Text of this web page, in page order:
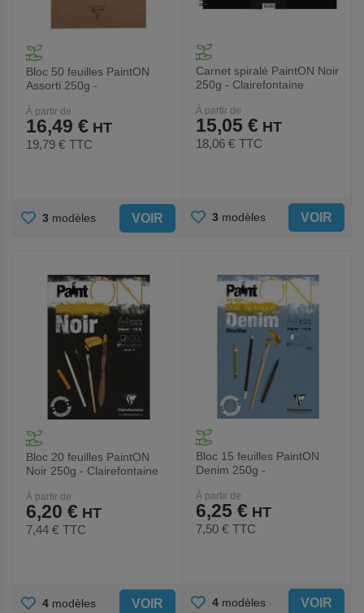
Bloc 50 feuilles PaintON
Assorti 250g -
À partir de
16,49 €
19,79 € TTC
AJOUTER
FAVORIS
3 modèles VOIR
Carnet spiralé PaintON Noir
250g - Clairefontaine
À partir de
15,05 €
18,06 € TTC
AJOUTER
FAVORIS
3 modèles VOIR
Bloc 20 feuilles PaintON
Noir 250g - Clairefontaine
À partir de
6,20 €
7,44 € TTC
AJOUTER
4 modèles VOIR
Bloc 15 feuilles PaintON
Denim 250g -
À partir de
6,25 €
7,50 € TTC
AJOUTER
4 modèles VOIR